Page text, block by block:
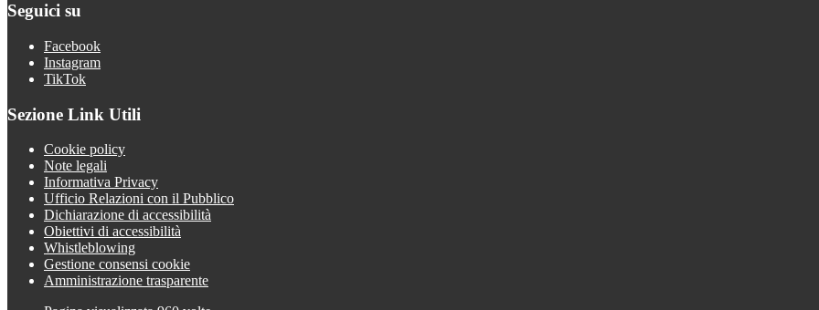
Seguici su
Facebook
Instagram
TikTok
Sezione Link Utili
Cookie policy
Note legali
Informativa Privacy
Ufficio Relazioni con il Pubblico
Dichiarazione di accessibilità
Obiettivi di accessibilità
Whistleblowing
Gestione consensi cookie
Amministrazione trasparente